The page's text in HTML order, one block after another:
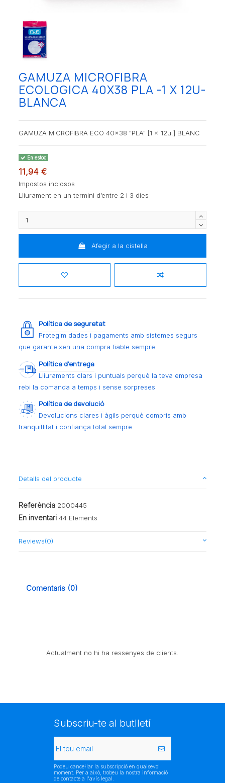
GAMUZA MICROFIBRA
ECOLOGICA 40X38 PLA -1 X 12U-
BLANCA
GAMUZA MICROFIBRA ECO 40x38 "PLA" [1 x 12u.] BLANC
En estoc
11,94 €
Impostos inclosos
Lliurament en un termini d’entre 2 i 3 dies
Afegir a la cistella
Política de seguretat
Protegim dades i pagaments amb sistemes segurs
que garanteixen una compra fiable sempre
Política d’entrega
Lliuraments clars i puntuals perquè la teva empresa
rebi la comanda a temps i sense sorpreses
Política de devolució
Devolucions clares i àgils perquè compris amb
tranquil·litat i confiança total sempre
Detalls del producte
Referència 2000445
En inventari 44 Elements
Reviews(0)
Comentaris (0)
Actualment no hi ha ressenyes de clients.
Subscriu-te al butlletí
Podeu cancel·lar la subscripció en qualsevol
moment. Per a això, trobeu la nostra informació
de contacte a l'avís legal.